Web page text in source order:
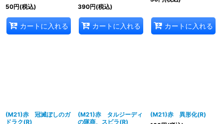
50円(税込)
カートに入れる
390円(税込)
カートに入れる カートに入れる
(M21)赤 冠滅ぼしのガ
ドラク(R)
(M21)赤 タルジーディ
の隊商、スビラ(R)
(M21)赤 異形化(R)